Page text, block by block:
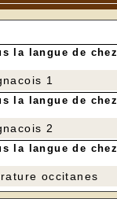
la langue de chez
1
la langue de chez
2
la langue de chez
occitanes